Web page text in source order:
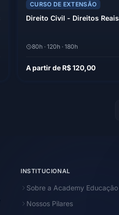
CURSO DE EXTENSÃO
Direito Civil - Direitos Reais
80h · 120h · 180h
A partir de R$ 120,00
INSTITUCIONAL
Sobre a Academy Educação
Nossos Pilares